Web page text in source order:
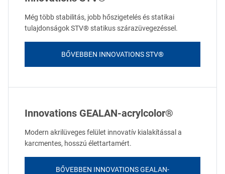
Még több stabilitás, jobb hőszigetelés és statikai
tulajdonságok STV® statikus szárazüvegezéssel.
BŐVEBBEN INNOVATIONS STV®
Innovations GEALAN-acrylcolor®
Modern akrilüveges felület innovatív kialakítással a
karcmentes, hosszú élettartamért.
BŐVEBBEN INNOVATIONS GEALAN-